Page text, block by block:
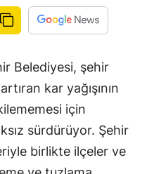
Belediyesi, şehir
kar yağışının
için
sürdürüyor. Şehir
birlikte ilçeler ve